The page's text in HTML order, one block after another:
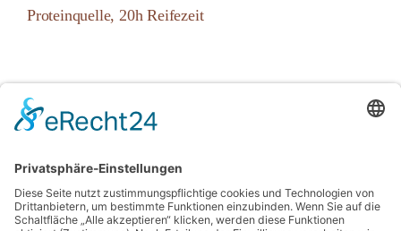
Proteinquelle, 20h Reifezeit